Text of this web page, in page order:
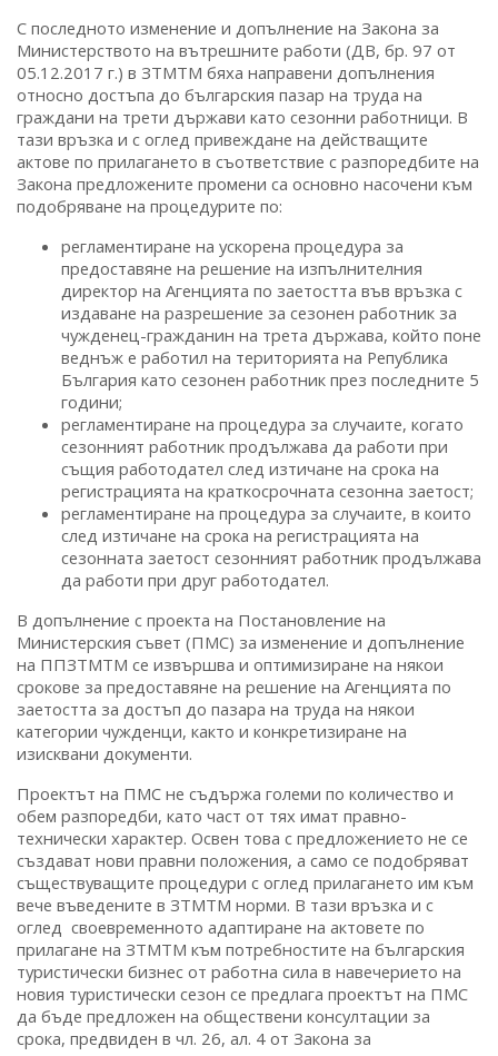
С последното изменение и допълнение на Закона за
Министерството на вътрешните работи (ДВ, бр. 97 от
05.12.2017 г.) в ЗТМТМ бяха направени допълнения
относно достъпа до българския пазар на труда на
граждани на трети държави като сезонни работници. В
тази връзка и с оглед привеждане на действащите
актове по прилагането в съответствие с разпоредбите на
Закона предложените промени са основно насочени към
подобряване на процедурите по:
регламентиране на ускорена процедура за
предоставяне на решение на изпълнителния
директор на Агенцията по заетостта във връзка с
издаване на разрешение за сезонен работник за
чужденец-гражданин на трета държава, който поне
веднъж е работил на територията на Република
България като сезонен работник през последните 5
години;
регламентиране на процедура за случаите, когато
сезонният работник продължава да работи при
същия работодател след изтичане на срока на
регистрацията на краткосрочната сезонна заетост;
регламентиране на процедура за случаите, в които
след изтичане на срока на регистрацията на
сезонната заетост сезонният работник продължава
да работи при друг работодател.
В допълнение с проекта на Постановление на
Министерския съвет (ПМС) за изменение и допълнение
на ППЗТМТМ се извършва и оптимизиране на някои
срокове за предоставяне на решение на Агенцията по
заетостта за достъп до пазара на труда на някои
категории чужденци, както и конкретизиране на
изисквани документи.
Проектът на ПМС не съдържа големи по количество и
обем разпоредби, като част от тях имат правно-
технически характер. Освен това с предложението не се
създават нови правни положения, а само се подобряват
съществуващите процедури с оглед прилагането им към
вече въведените в ЗТМТМ норми. В тази връзка и с
оглед своевременното адаптиране на актовете по
прилагане на ЗТМТМ към потребностите на българския
туристически бизнес от работна сила в навечерието на
новия туристически сезон се предлага проектът на ПМС
да бъде предложен на обществени консултации за
срока, предвиден в чл. 26, ал. 4 от Закона за